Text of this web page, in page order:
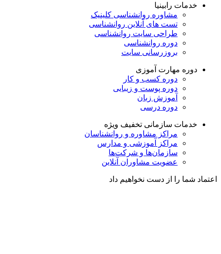
خدمات رابینیا
مشاوره روانشناسی کلینیک
تست های آنلاین روانشناسی
طراحی سایت روانشناسی
دوره روانشناسی
بروزرسانی سایت
دوره مهارت آموزی
دوره کسب و کار
دوره پوست و زیبایی
آموزش زبان
دوره درسی
خدمات سازمانی تخفیف ویژه
مراکز مشاوره و روانشناسان
مراکز آموزشی و مدارس
سازمان‌ها و شرکت‌ها
عضویت مشاوران آنلاین
اعتماد شما را از دست نخواهیم داد